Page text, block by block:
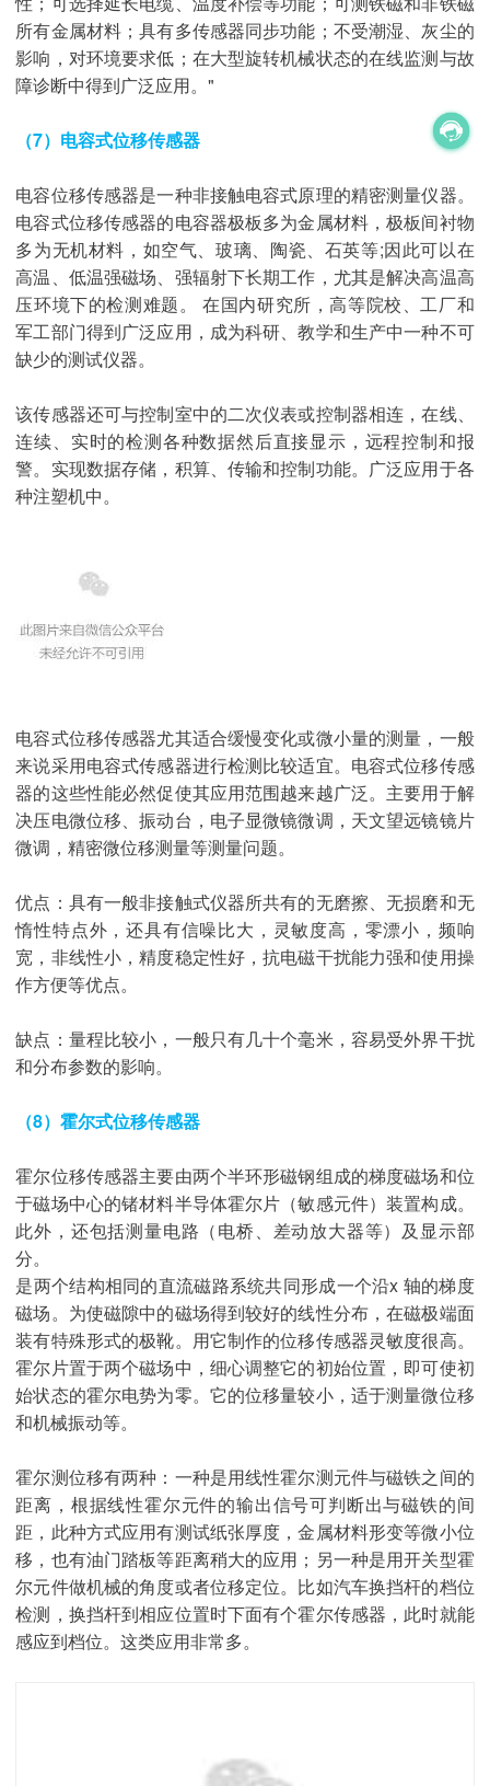
所有金属材料；具有多传感器同步功能；不受潮湿、灰尘的
影响，对环境要求低；在大型旋转机械状态的在线监测与故
障诊断中得到广泛应用。"
（7）电容式位移传感器
电容位移传感器是一种非接触电容式原理的精密测量仪器。
电容式位移传感器的电容器极板多为金属材料，极板间衬物
多为无机材料，如空气、玻璃、陶瓷、石英等;因此可以在
高温、低温强磁场、强辐射下长期工作，尤其是解决高温高
压环境下的检测难题。 在国内研究所，高等院校、工厂和
军工部门得到广泛应用，成为科研、教学和生产中一种不可
缺少的测试仪器。
该传感器还可与控制室中的二次仪表或控制器相连，在线、
连续、实时的检测各种数据然后直接显示，远程控制和报
警。实现数据存储，积算、传输和控制功能。广泛应用于各
种注塑机中。
电容式位移传感器尤其适合缓慢变化或微小量的测量，一般
来说采用电容式传感器进行检测比较适宜。电容式位移传感
器的这些性能必然促使其应用范围越来越广泛。主要用于解
决压电微位移、振动台，电子显微镜微调，天文望远镜镜片
微调，精密微位移测量等测量问题。
优点：具有一般非接触式仪器所共有的无磨擦、无损磨和无
惰性特点外，还具有信噪比大，灵敏度高，零漂小，频响
宽，非线性小，精度稳定性好，抗电磁干扰能力强和使用操
作方便等优点。
缺点：量程比较小，一般只有几十个毫米，容易受外界干扰
和分布参数的影响。
（8）霍尔式位移传感器
霍尔位移传感器主要由两个半环形磁钢组成的梯度磁场和位
于磁场中心的锗材料半导体霍尔片（敏感元件）装置构成。
此外，还包括测量电路（电桥、差动放大器等）及显示部
分。
是两个结构相同的直流磁路系统共同形成一个沿x 轴的梯度
磁场。为使磁隙中的磁场得到较好的线性分布，在磁极端面
装有特殊形式的极靴。用它制作的位移传感器灵敏度很高。
霍尔片置于两个磁场中，细心调整它的初始位置，即可使初
始状态的霍尔电势为零。它的位移量较小，适于测量微位移
和机械振动等。
霍尔测位移有两种：一种是用线性霍尔测元件与磁铁之间的
距离，根据线性霍尔元件的输出信号可判断出与磁铁的间
距，此种方式应用有测试纸张厚度，金属材料形变等微小位
移，也有油门踏板等距离稍大的应用；另一种是用开关型霍
尔元件做机械的角度或者位移定位。比如汽车换挡杆的档位
检测，换挡杆到相应位置时下面有个霍尔传感器，此时就能
感应到档位。这类应用非常多。